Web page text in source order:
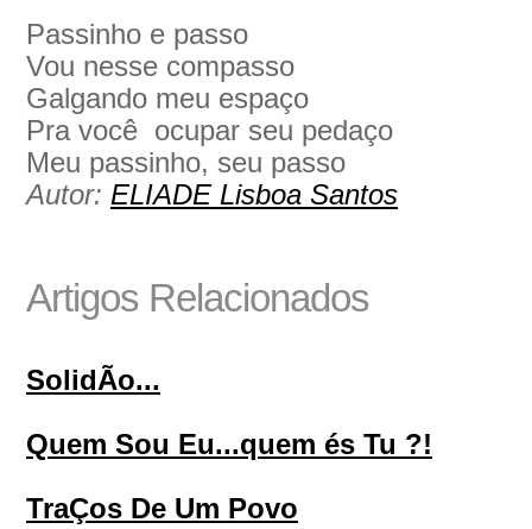
Passinho e passo
Vou nesse compasso
Galgando meu espaço
Pra você ocupar seu pedaço
Meu passinho, seu passo
Autor: ELIADE Lisboa Santos
Artigos Relacionados
SolidÃo...
Quem Sou Eu...quem és Tu ?!
TraÇos De Um Povo